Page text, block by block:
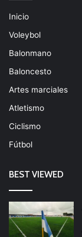
Inicio
Voleybol
Balonmano
Baloncesto
Artes marciales
Atletismo
Ciclismo
Fútbol
BEST VIEWED